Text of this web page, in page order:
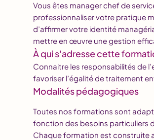
Vous êtes manager chef de
professionnaliser votre pratique
d’affirmer votre identité
mettre en œuvre une gestion
À qui s'adresse cette
Connaitre les responsabilités de
favoriser l’égalité de traitement
Modalités pédagogiques
Toutes nos formations sont
fonction des besoins particuliers
Chaque formation est construite